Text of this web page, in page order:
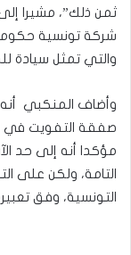
ثمن ذلك”، مشيرا
شركة تونسية
والتي تمثل سيادة
وأضاف المنكبي أنه
مؤكدا أنه إلى حد
التامة، ولكن على
التونسية، وفق